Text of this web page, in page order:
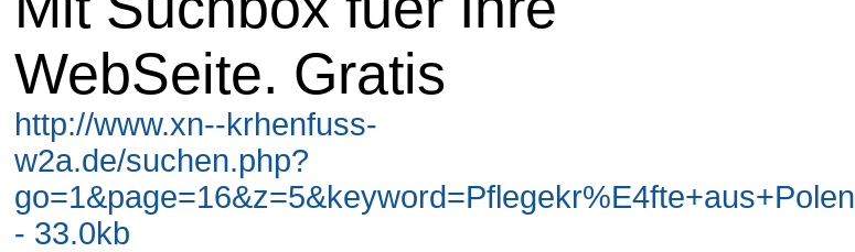
WebSeite. Gratis
http://www.xn--krhenfuss-
w2a.de/suchen.php?
go=1&page=16&z=5&keyword=Pflegekr%E4fte+aus+Polen
- 33.0kb